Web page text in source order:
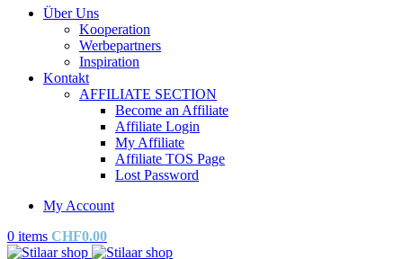
Über Uns
Kooperation
Werbepartners
Inspiration
Kontakt
AFFILIATE SECTION
Become an Affiliate
Affiliate Login
My Affiliate
Affiliate TOS Page
Lost Password
My Account
0 items CHF0.00